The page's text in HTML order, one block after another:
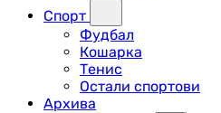
Спорт
Фудбал
Кошарка
Тенис
Остали спортови
Архива